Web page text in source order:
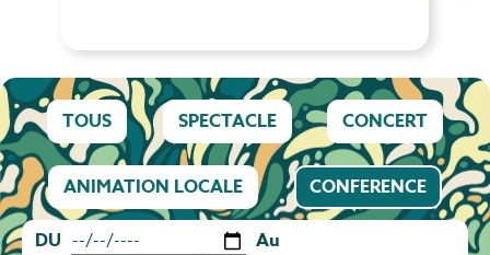
TOUS SPECTACLE CONCERT
ANIMATION LOCALE CONFERENCE
DU Au